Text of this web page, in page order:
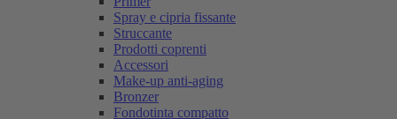
Spray e cipria fissante
Struccante
Prodotti coprenti
Accessori
Make-up anti-aging
Bronzer
Fondotinta compatto